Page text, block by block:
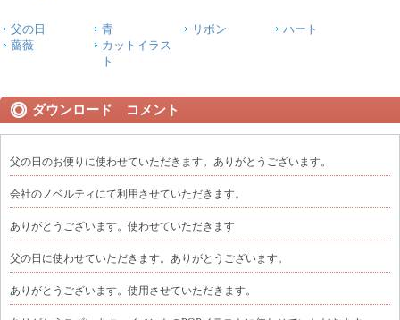
父の日 青 リボン
ハート
薔薇
カットイラス
ト
ダウンロード コメント
父の日のお便りに使わせていただきます。ありがとうございます。
会社のノベルティにて利用させていただきます。
ありがとうございます。使わせていただきます
父の日に使わせていただきます。ありがとうございます。
ありがとうございます。使用させていただきます。